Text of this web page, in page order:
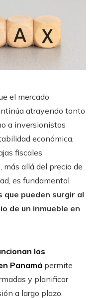
el mercado
atrayendo tanto
a inversionistas
económica,
fiscales
allá del precio de
es fundamental
que pueden surgir al
de un inmueble en
los
Panamá permite
y planificar
a largo plazo.